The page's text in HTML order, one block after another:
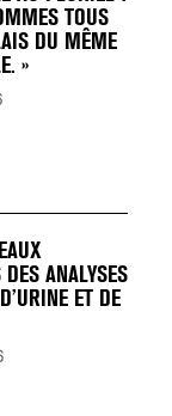
TOUS
DU MÊME
»
ANALYSES
ET DE